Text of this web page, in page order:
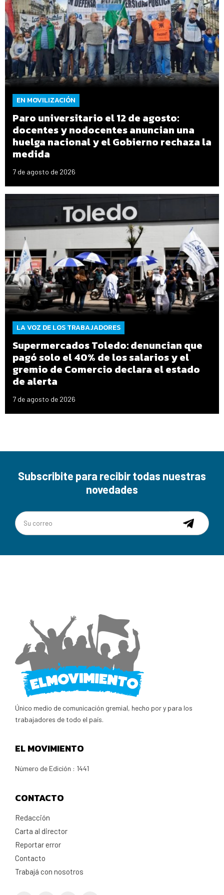
EN MOVILIZACIÓN
Paro universitario el 12 de agosto:
docentes y nodocentes anuncian una
huelga nacional y el Gobierno rechaza la
medida
7 de agosto de 2026
LA VOZ DE LOS TRABAJADORES
Supermercados Toledo: denuncian que
pagó solo el 40% de los salarios y el
gremio de Comercio declara el estado
de alerta
7 de agosto de 2026
Subscribite para recibir todas nuestras
novedades
Único medio de comunicación gremial, hecho por y para los
trabajadores de todo el país.
EL MOVIMIENTO
Número de Edición : 1441
CONTACTO
Redacción
Carta al director
Reportar error
Contacto
Trabajá con nosotros